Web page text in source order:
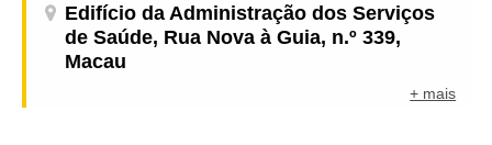
Edifício da Administração dos Serviços
de Saúde, Rua Nova à Guia, n.º 339,
Macau
+ mais